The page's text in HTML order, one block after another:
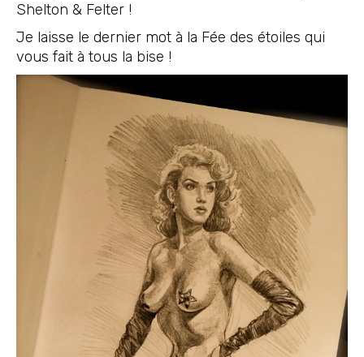
Shelton & Felter !
Je laisse le dernier mot à la Fée des étoiles qui
vous fait à tous la bise !